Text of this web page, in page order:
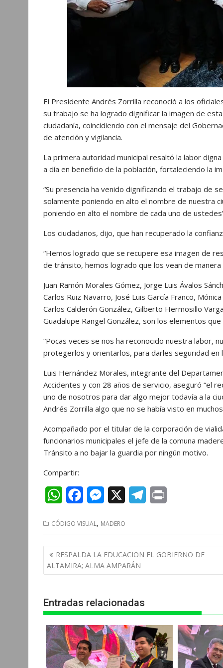
El Presidente Andrés Zorrilla reconoció a los
su trabajo se ha logrado dignificar la imagen de
ciudadanía, coincidiendo con el mensaje del
de atención y vigilancia.
La primera autoridad municipal resaltó la labor
a día en beneficio de la población, fortaleciendo la
“Su presencia ha venido dignificando el trabajo de
solamente poniendo en alto el nombre de nuestra
poniendo en alto el nombre de cada uno de
Los ciudadanos, dijo, que han recuperado la
“Hemos logrado que se recupere esa imagen de
de tránsito, hemos logrado que los vean de
Juan Ramón Morales Gómez, Jorge Luis Ávalos
Carlos Ruiz Navarro, José Luis García Franco,
Carlos Calderón González, Gilberto Hermosillo
Guadalupe Rangel González, son los elementos
“Pocas veces se nos ha reconocido nuestra labor,
protegerlos y orientarlos, para darles seguridad en
Luis Hernández Morales, integrante del
Accidentes y con 28 años de servicio, aseguró “el
uno de nosotros para dar algo mejor todavía a la
Andrés Zorrilla algo que no se había visto en
Acompañado por el titular de la corporación de
funcionarios municipales el jefe de la comuna
Tránsito a no bajar la guardia por ningún motivo.
Compartir:
W
a
t
s
p
c
e
b
k
s
s
e
e
r
e
m
n
CÓDIGO VISUAL, MADERO
Navegación
de
entradas
RESPALDA LA EDUCACION EL GOBIERNO DE
ALTAMIRA; ALMA AMPARÁN
Entradas relacionadas